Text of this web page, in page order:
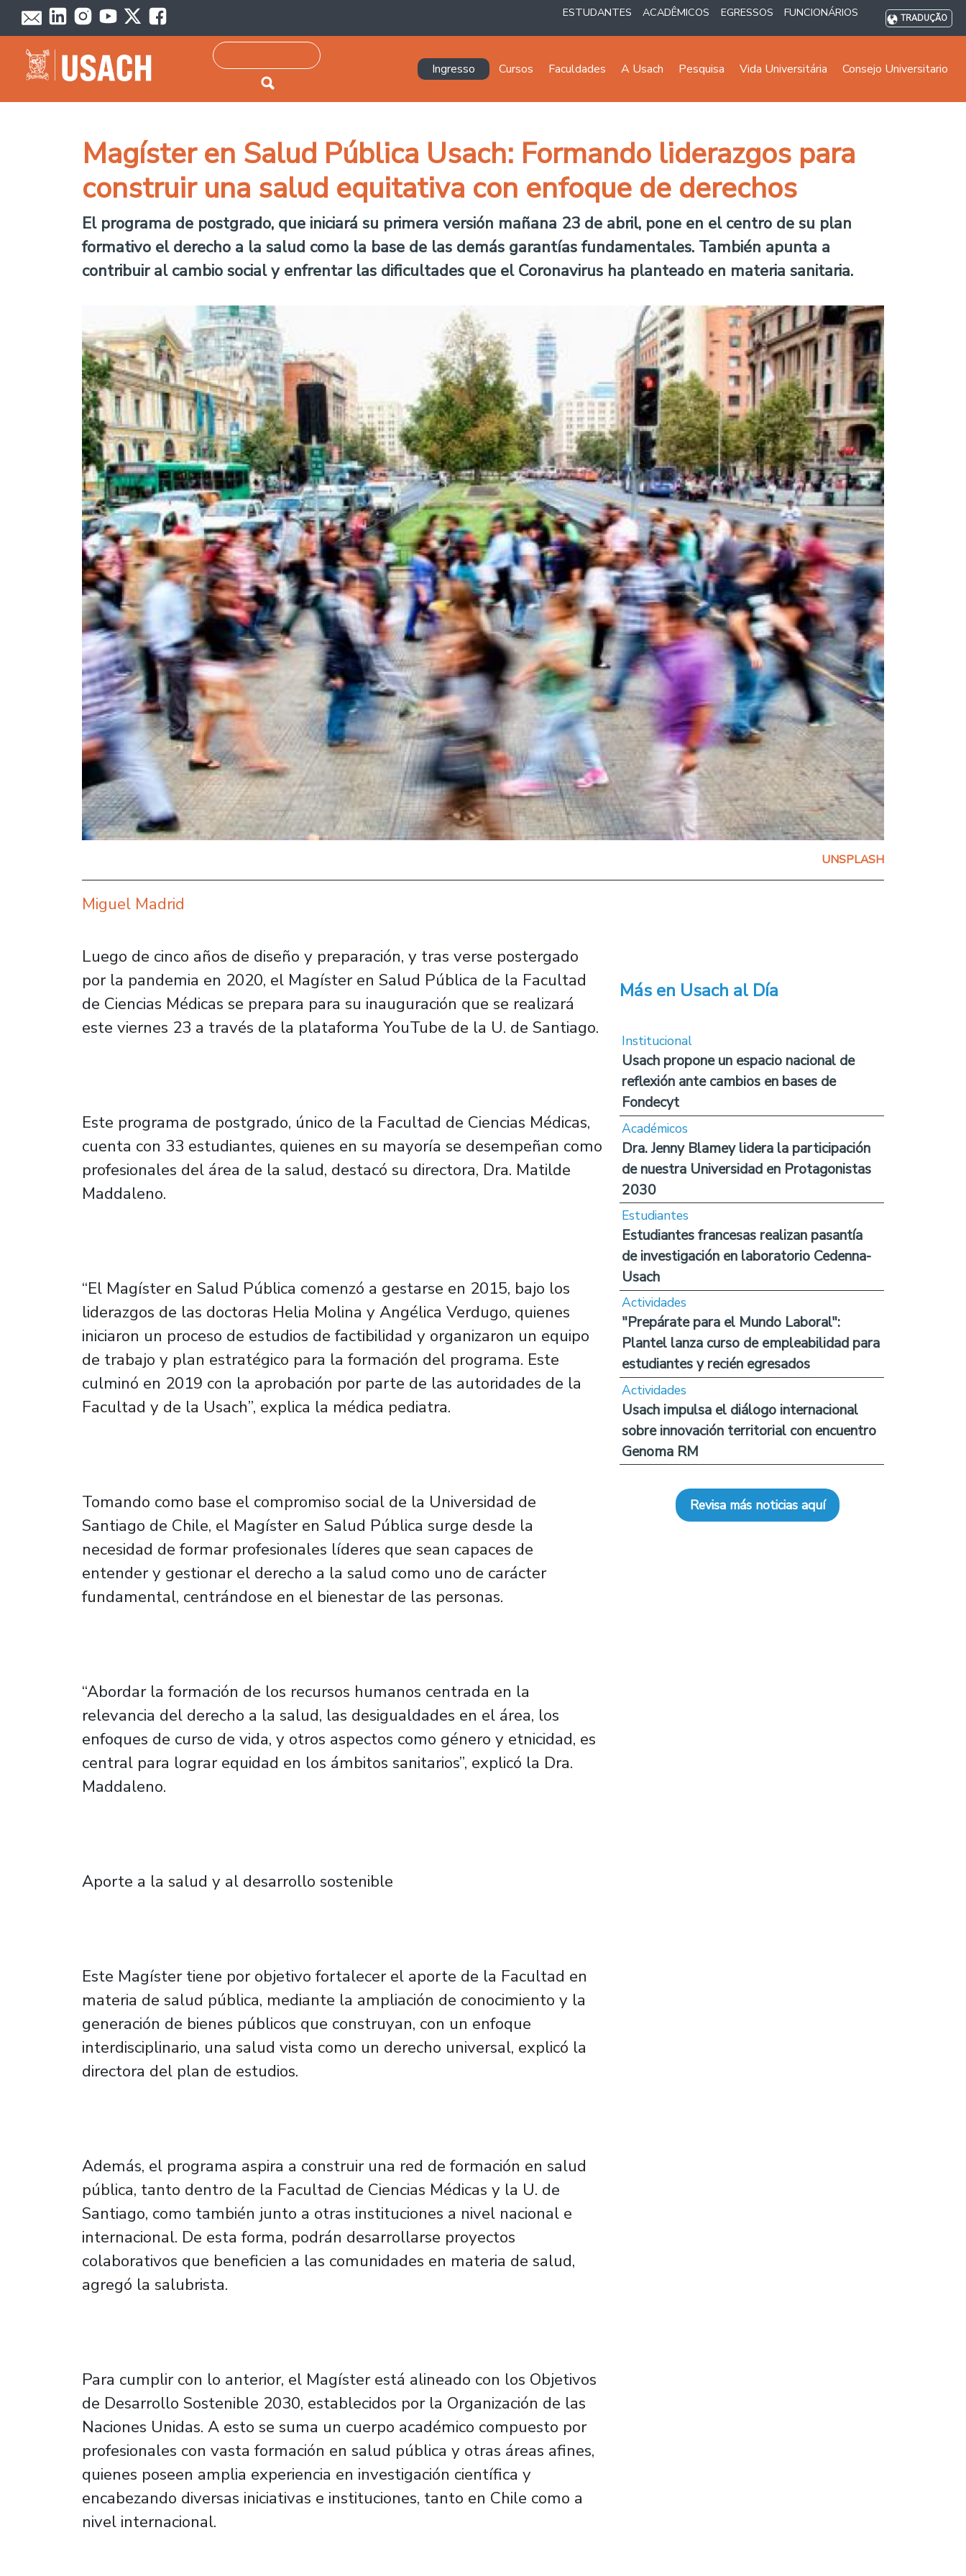
Passar para o conteúdo principal ESTUDANTES ACADÊMICOS EGRESSOS FUNCIONÁRIOS TRADUÇÃO
Pesquisar
Navegación principal
Ingresso Cursos Faculdades A Usach Pesquisa Vida Universitária Consejo Universitario
Magíster en Salud Pública Usach: Formando liderazgos para
construir una salud equitativa con enfoque de derechos
El programa de postgrado, que iniciará su primera versión mañana 23 de abril, pone en el centro de su plan
formativo el derecho a la salud como la base de las demás garantías fundamentales. También apunta a
contribuir al cambio social y enfrentar las dificultades que el Coronavirus ha planteado en materia sanitaria.
UNSPLASH
Miguel Madrid
Luego de cinco años de diseño y preparación, y tras verse postergado
por la pandemia en 2020, el Magíster en Salud Pública de la Facultad
de Ciencias Médicas se prepara para su inauguración que se realizará
este viernes 23 a través de la plataforma YouTube de la U. de Santiago.
Este programa de postgrado, único de la Facultad de Ciencias Médicas,
cuenta con 33 estudiantes, quienes en su mayoría se desempeñan como
profesionales del área de la salud, destacó su directora, Dra. Matilde
Maddaleno.
“El Magíster en Salud Pública comenzó a gestarse en 2015, bajo los
liderazgos de las doctoras Helia Molina y Angélica Verdugo, quienes
iniciaron un proceso de estudios de factibilidad y organizaron un equipo
de trabajo y plan estratégico para la formación del programa. Este
culminó en 2019 con la aprobación por parte de las autoridades de la
Facultad y de la Usach”, explica la médica pediatra.
Tomando como base el compromiso social de la Universidad de
Santiago de Chile, el Magíster en Salud Pública surge desde la
necesidad de formar profesionales líderes que sean capaces de
entender y gestionar el derecho a la salud como uno de carácter
fundamental, centrándose en el bienestar de las personas.
“Abordar la formación de los recursos humanos centrada en la
relevancia del derecho a la salud, las desigualdades en el área, los
enfoques de curso de vida, y otros aspectos como género y etnicidad, es
central para lograr equidad en los ámbitos sanitarios”, explicó la Dra.
Maddaleno.
Aporte a la salud y al desarrollo sostenible
Este Magíster tiene por objetivo fortalecer el aporte de la Facultad en
materia de salud pública, mediante la ampliación de conocimiento y la
generación de bienes públicos que construyan, con un enfoque
interdisciplinario, una salud vista como un derecho universal, explicó la
directora del plan de estudios.
Además, el programa aspira a construir una red de formación en salud
pública, tanto dentro de la Facultad de Ciencias Médicas y la U. de
Santiago, como también junto a otras instituciones a nivel nacional e
internacional. De esta forma, podrán desarrollarse proyectos
colaborativos que beneficien a las comunidades en materia de salud,
agregó la salubrista.
Para cumplir con lo anterior, el Magíster está alineado con los Objetivos
de Desarrollo Sostenible 2030, establecidos por la Organización de las
Naciones Unidas. A esto se suma un cuerpo académico compuesto por
profesionales con vasta formación en salud pública y otras áreas afines,
quienes poseen amplia experiencia en investigación científica y
encabezando diversas iniciativas e instituciones, tanto en Chile como a
nivel internacional.
Más en Usach al Día
Institucional
Usach propone un espacio nacional de
reflexión ante cambios en bases de
Fondecyt
Académicos
Dra. Jenny Blamey lidera la participación
de nuestra Universidad en Protagonistas
2030
Estudiantes
Estudiantes francesas realizan pasantía
de investigación en laboratorio Cedenna-
Usach
Actividades
"Prepárate para el Mundo Laboral":
Plantel lanza curso de empleabilidad para
estudiantes y recién egresados
Actividades
Usach impulsa el diálogo internacional
sobre innovación territorial con encuentro
Genoma RM
Revisa más noticias aquí